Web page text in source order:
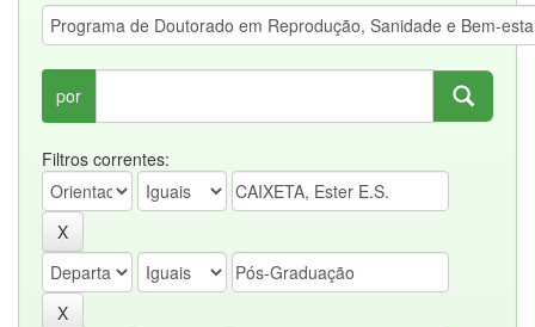
por
Filtros correntes: